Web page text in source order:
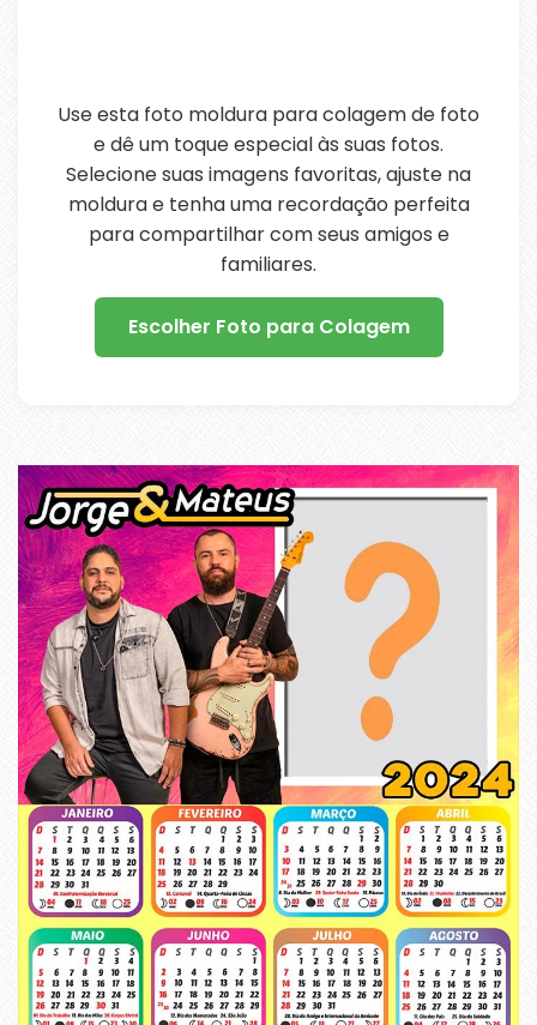
Use esta foto moldura para colagem de foto
e dê um toque especial às suas fotos.
Selecione suas imagens favoritas, ajuste na
moldura e tenha uma recordação perfeita
para compartilhar com seus amigos e
familiares.
Escolher Foto para Colagem